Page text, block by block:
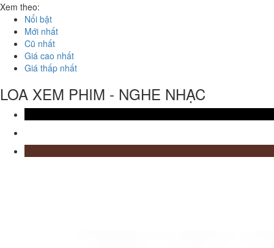
Xem theo:
Nổi bật
Mới nhất
Cũ nhất
Giá cao nhất
Giá thấp nhất
LOA XEM PHIM - NGHE NHẠC